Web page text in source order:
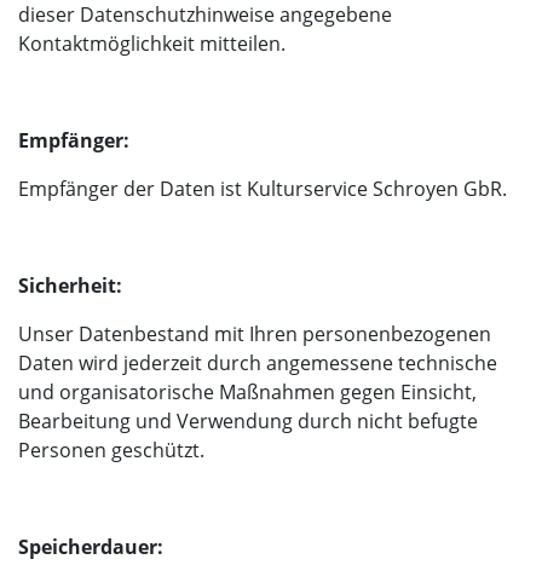
dieser Datenschutzhinweise angegebene
Kontaktmöglichkeit mitteilen.
Empfänger:
Empfänger der Daten ist Kulturservice Schroyen GbR.
Sicherheit:
Unser Datenbestand mit Ihren personenbezogenen
Daten wird jederzeit durch angemessene technische
und organisatorische Maßnahmen gegen Einsicht,
Bearbeitung und Verwendung durch nicht befugte
Personen geschützt.
Speicherdauer: